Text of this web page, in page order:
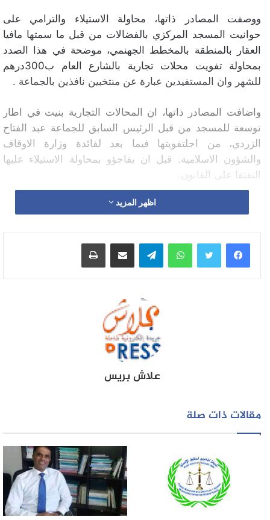
ووصفت المصادر ذاتها، محاولة الاستيلاء والترامي على
حوانيت المسجد المركزي بالفضالات من قبل ما سمتها مافيا
العقار بالمنطقة بالمخطط الجهنمي، موضحة في هذا الصدد
بمحاولة تفويت محلات تجارية بالشارع العام ب300درهم
للشهر وان المستفيدين عبارة عن منتخبين نافذين بالجماعة .
واضافت المصادر ذاتها، ان المحالات التجارية بنيت في اطار
توسعة للمسجد من قبل الرئيس السابق للجماعة عبد الفتاح
الزردي، من اجلتفويتها فيما بعد لفائدة وزارة الاوقاف
والشؤون الاسلامية. قبل ان يفاجؤو بمحاولة الاستيلاء عليها
التفتفا على القانون.
واشارت المصادر ذاتها، انه أمام هذا الوضع تستعد مجموعة
للظلم الذي لم تسلم منه حتى بيوت الله. مؤكدة ان المجتمع
المدني بالفضالات يعبر عن سخطه وغظبه جراء الفوضى
العارمة والتسيب الذي تعرفه الجماعة مما اذى الى تدهور
اظهر المزيد
واتساب تيلقرام مشاركة عبر البريد طباعة
علاش بريس
مقالات ذات صلة